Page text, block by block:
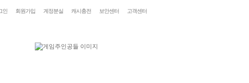
인 회원가입 계정분실 캐시충전 보안센터 고객센터